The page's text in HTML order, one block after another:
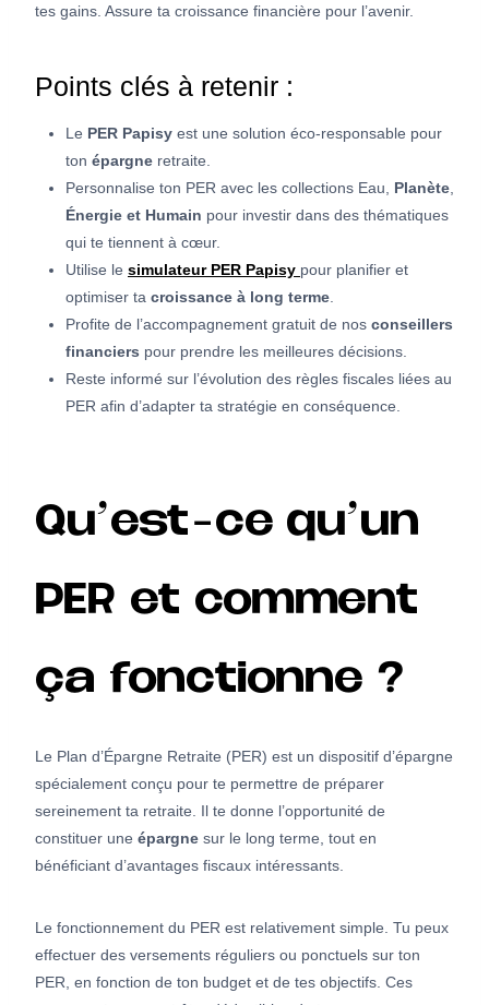
tes gains. Assure ta croissance financière pour l’avenir.
Points clés à retenir :
Le PER Papisy est une solution éco-responsable pour
ton épargne retraite.
Personnalise ton PER avec les collections Eau, Planète
Énergie et Humain pour investir dans des thématiques
qui te tiennent à cœur.
Utilise le simulateur PER Papisy pour planifier et
optimiser ta croissance à long terme
Profite de l’accompagnement gratuit de nos conseillers
financiers pour prendre les meilleures décisions.
Reste informé sur l’évolution des règles fiscales liées au
PER afin d’adapter ta stratégie en conséquence.
Qu’est-ce qu’un
PER et comment
ça fonctionne ?
Le Plan d’Épargne Retraite (PER) est un dispositif d’épargne
spécialement conçu pour te permettre de préparer
sereinement ta retraite. Il te donne l’opportunité de
constituer une épargne sur le long terme, tout en
bénéficiant d’avantages fiscaux intéressants.
Le fonctionnement du PER est relativement simple. Tu peux
effectuer des versements réguliers ou ponctuels sur ton
PER, en fonction de ton budget et de tes objectifs. Ces